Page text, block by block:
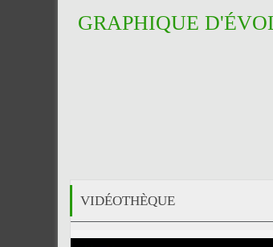
GRAPHIQUE
VIDÉOTHÈQUE